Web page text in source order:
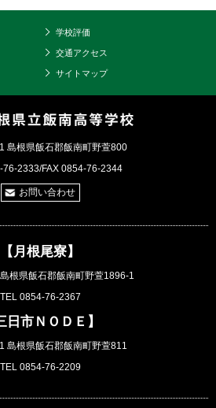
学校評価
交通アクセス
サイトマップ
島根県飯石郡飯南町野萱800
76-2333/FAX 0854-76-2344
お問い合わせ
【月根尾寮】
根県飯石郡飯南町野萱1896-1
TEL 0854-76-2367
日市ＮＯＤＥ】
島根県飯石郡飯南町野萱811
TEL 0854-76-2209